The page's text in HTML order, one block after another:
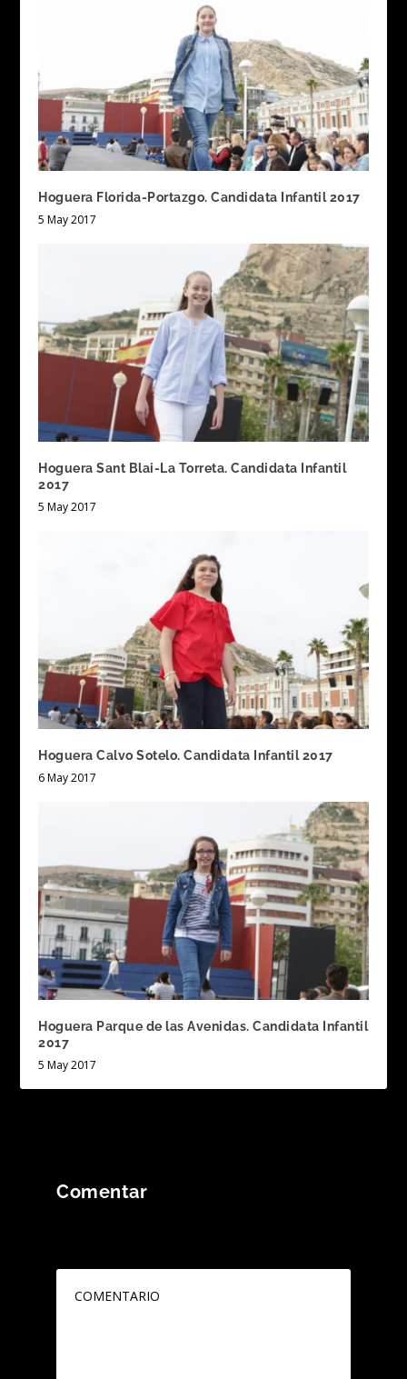
Hoguera Florida-Portazgo. Candidata Infantil 2017
5 May 2017
Hoguera Sant Blai-La Torreta. Candidata Infantil
2017
5 May 2017
Hoguera Calvo Sotelo. Candidata Infantil 2017
6 May 2017
Hoguera Parque de las Avenidas. Candidata Infantil
2017
5 May 2017
Comentar